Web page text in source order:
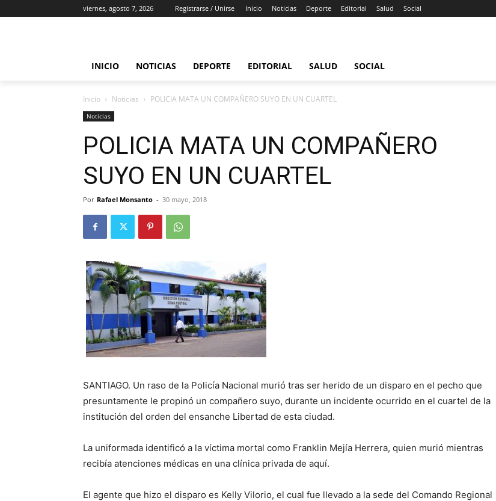
viernes, agosto 7, 2026 Registrarse / Unirse Inicio Noticias Deporte Editorial Salud Social
INICIO NOTICIAS DEPORTE EDITORIAL SALUD SOCIAL
Inicio Noticias POLICIA MATA UN COMPAÑERO SUYO EN UN CUARTEL
Noticias
POLICIA MATA UN COMPAÑERO
SUYO EN UN CUARTEL
Por Rafael Monsanto - 30 mayo, 2018
SANTIAGO. Un raso de la Policía Nacional murió tras ser herido de un disparo en el pecho que
presuntamente le propinó un compañero suyo, durante un incidente ocurrido en el cuartel de la
institución del orden del ensanche Libertad de esta ciudad.
La uniformada identificó a la víctima mortal como Franklin Mejía Herrera, quien murió mientras
recibía atenciones médicas en una clínica privada de aquí.
El agente que hizo el disparo es Kelly Vilorio, el cual fue llevado a la sede del Comando Regional